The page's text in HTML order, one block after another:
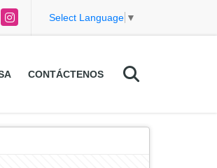
Instagram Select Language ▼
CONTÁCTENOS